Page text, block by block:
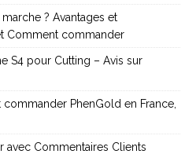
? Avantages et
Comment commander
S4 pour Cutting – Avis sur
PhenGold en France,
avec Commentaires Clients